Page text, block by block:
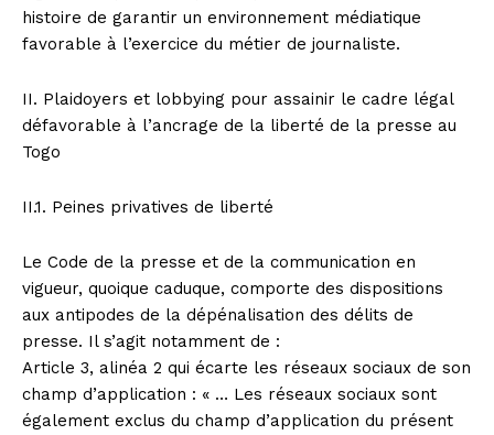
histoire de garantir un environnement médiatique
favorable à l’exercice du métier de journaliste.
II. Plaidoyers et lobbying pour assainir le cadre légal
défavorable à l’ancrage de la liberté de la presse au
Togo
II.1. Peines privatives de liberté
Le Code de la presse et de la communication en
vigueur, quoique caduque, comporte des dispositions
aux antipodes de la dépénalisation des délits de
presse. Il s’agit notamment de :
Article 3, alinéa 2 qui écarte les réseaux sociaux de son
champ d’application : « … Les réseaux sociaux sont
également exclus du champ d’application du présent